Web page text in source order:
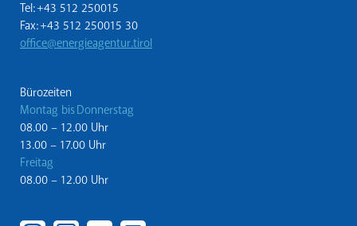
Tel: +43 512 250015
Fax: +43 512 250015 30
office@energieagentur.tirol
Bürozeiten
Montag bis Donnerstag
08.00 – 12.00 Uhr
13.00 – 17.00 Uhr
Freitag
08.00 – 12.00 Uhr